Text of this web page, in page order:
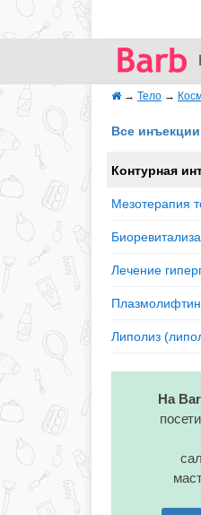
→ Тело →
Все
Контурная
Мезотерапия
Лечение
Липолиз
На